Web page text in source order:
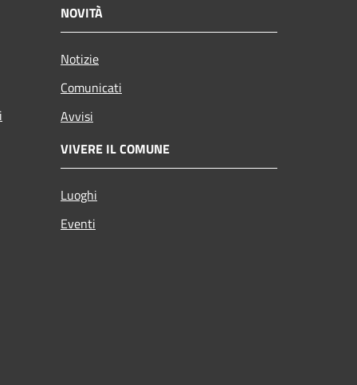
NOVITÀ
Notizie
Comunicati
Avvisi
VIVERE IL COMUNE
Luoghi
Eventi